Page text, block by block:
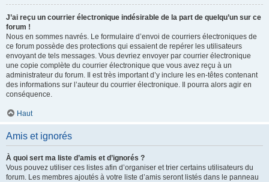
J’ai reçu un courrier électronique indésirable de la part de quelqu’un sur ce
forum !
Nous en sommes navrés. Le formulaire d’envoi de courriers électroniques de
ce forum possède des protections qui essaient de repérer les utilisateurs
envoyant de tels messages. Vous devriez envoyer par courrier électronique
une copie complète du courrier électronique que vous avez reçu à un
administrateur du forum. Il est très important d’y inclure les en-têtes contenant
des informations sur l’auteur du courrier électronique. Il pourra alors agir en
conséquence.
Haut
Amis et ignorés
À quoi sert ma liste d’amis et d’ignorés ?
Vous pouvez utiliser ces listes afin d’organiser et trier certains utilisateurs du
forum. Les membres ajoutés à votre liste d’amis seront listés dans le panneau